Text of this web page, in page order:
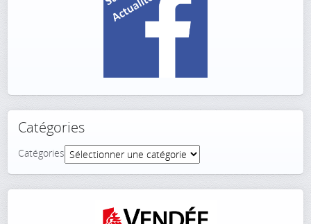
Catégories
Catégories